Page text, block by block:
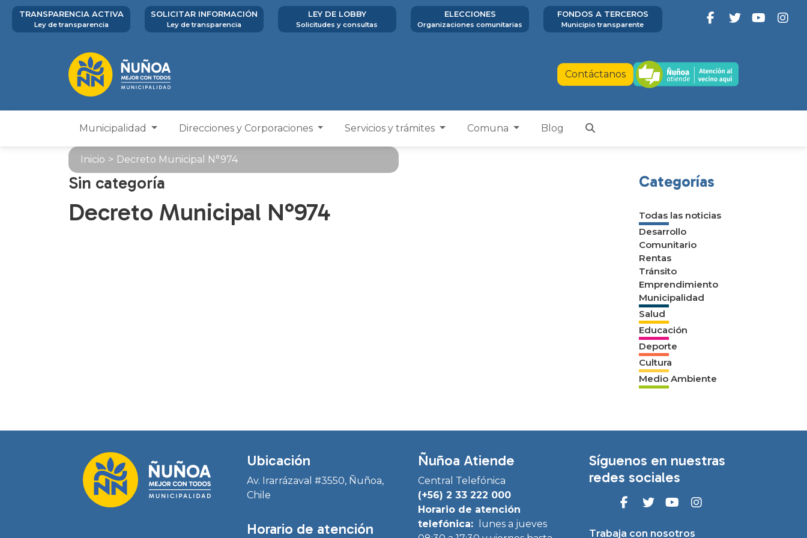
TRANSPARENCIA ACTIVA
Ley de transparencia
SOLICITAR INFORMACIÓN
Ley de transparencia
LEY DE LOBBY
Solicitudes y consultas
ELECCIONES
Organizaciones comunitarias
FONDOS A TERCEROS
Municipio transparente
Contáctanos
Municipalidad Direcciones y Corporaciones Servicios y trámites Comuna Blog
Inicio > Decreto Municipal N°974
Sin categoría
Decreto Municipal N°974
Categorías
Todas las noticias
Desarrollo
Comunitario
Rentas
Tránsito
Emprendimiento
Municipalidad
Salud
Educación
Deporte
Cultura
Medio Ambiente
Ubicación
Av. Irarrázaval #3550, Ñuñoa,
Chile
Horario de atención
Ñuñoa Atiende
Central Telefónica
(+56) 2 33 222 000
Horario de atención
telefónica:
lunes a jueves
Síguenos en nuestras
redes sociales
Trabaja con nosotros